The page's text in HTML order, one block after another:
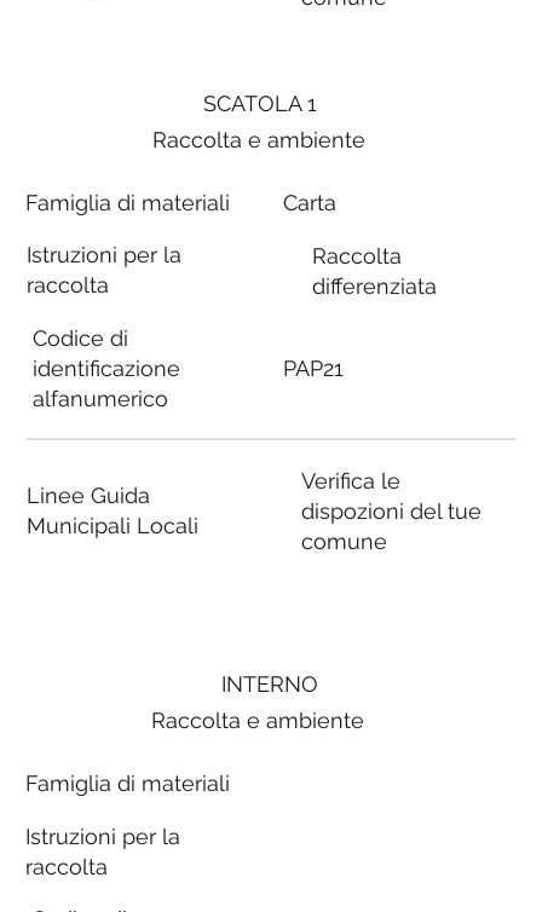
SCATOLA 1
Raccolta e ambiente
Famiglia di materiali
Istruzioni per la
raccolta
Codice di
identificazione
alfanumerico
Linee Guida
Municipali Locali
Carta
Raccolta
differenziata
PAP21
Verifica le
dispozioni del tue
comune
INTERNO
Raccolta e ambiente
Famiglia di materiali
Istruzioni per la
raccolta